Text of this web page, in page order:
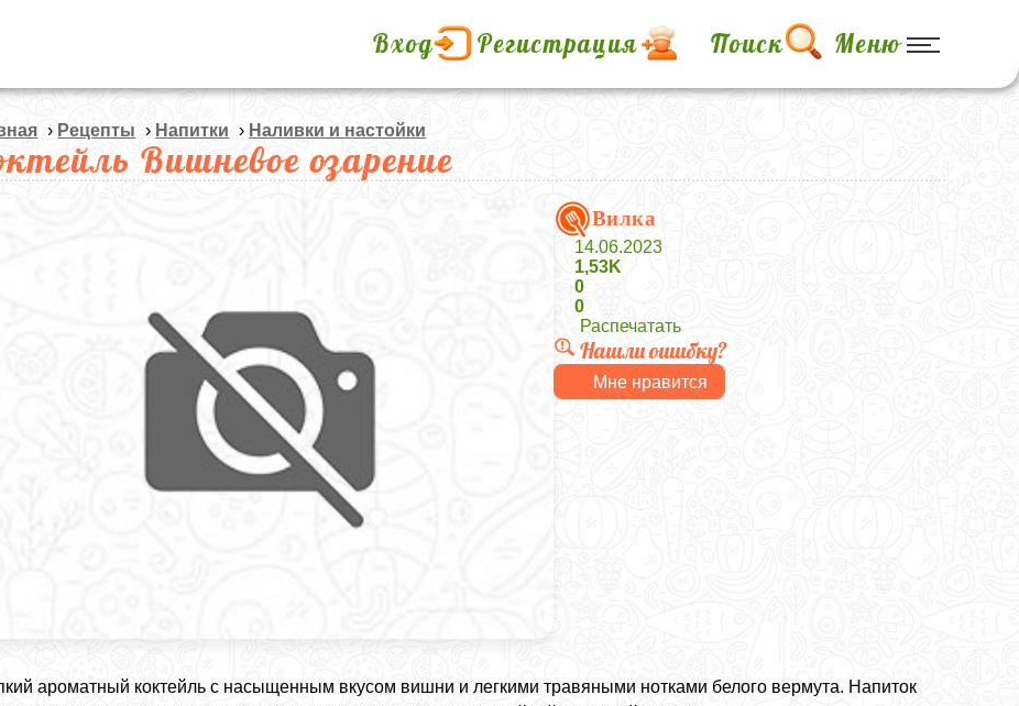
Вход Регистрация Поиск Меню
› Рецепты › Напитки › Наливки и настойки
Вишневое озарение
Вилка
14.06.2023
1,53K
0
0
Распечатать
Нашли ошибку?
Мне нравится
ароматный коктейль с насыщенным вкусом вишни и легкими травяными нотками белого вермута. Напиток